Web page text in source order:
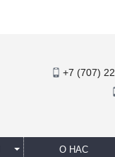
+7 (707)
О НАС